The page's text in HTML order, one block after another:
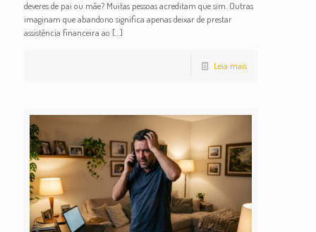
deveres de pai ou mãe? Muitas pessoas acreditam que sim. Outras
imaginam que abandono significa apenas deixar de prestar
assistência financeira ao […]
Leia mais